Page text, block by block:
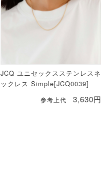
JCQ ユニセックスステンレスネ
ックレス Simple[JCQ0039]
参考上代 3,630円